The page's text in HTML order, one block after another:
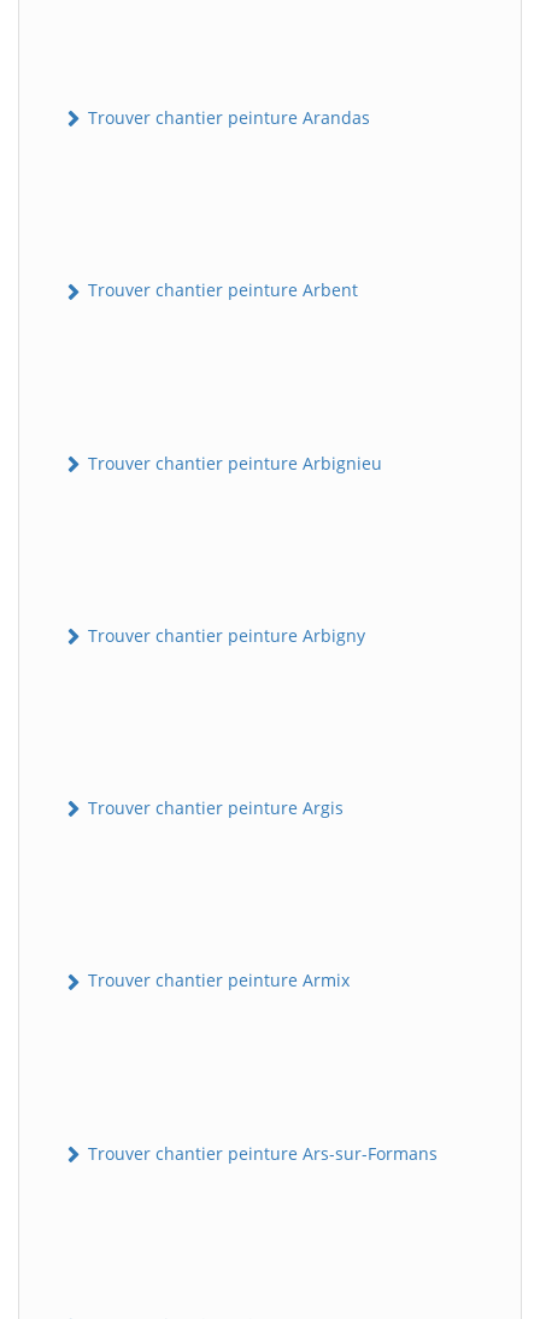
Trouver chantier peinture Arandas
Trouver chantier peinture Arbent
Trouver chantier peinture Arbignieu
Trouver chantier peinture Arbigny
Trouver chantier peinture Argis
Trouver chantier peinture Armix
Trouver chantier peinture Ars-sur-Formans